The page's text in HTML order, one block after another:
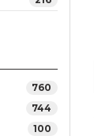
760
744
100